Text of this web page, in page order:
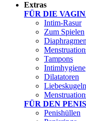
Extras
FÜR DIE
Intim-Rasur
Zum Spielen
Diaphragmen
Tampons
Intimhygiene
Dilatatoren
Liebeskugeln
FÜR DEN PENIS
Penishüllen